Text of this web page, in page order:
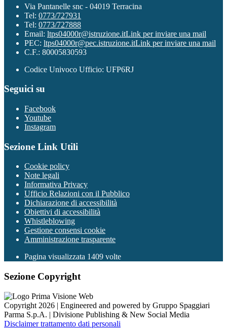
Via Pantanelle snc - 04019 Terracina
Tel: 0773/727931
Tel: 0773/727888
Email: ltps04000r@istruzione.itLink per inviare una mail
PEC: ltps04000r@pec.istruzione.itLink per inviare una mail
C.F.: 80005830593
Codice Univoco Ufficio: UFP6RJ
Seguici su
Facebook
Youtube
Instagram
Sezione Link Utili
Cookie policy
Note legali
Informativa Privacy
Ufficio Relazioni con il Pubblico
Dichiarazione di accessibilità
Obiettivi di accessibilità
Whistleblowing
Gestione consensi cookie
Amministrazione trasparente
Pagina visualizzata 1409 volte
Sezione Copyright
Copyright 2026 | Engineered and powered by Gruppo Spaggiari
Parma S.p.A. | Divisione Publishing & New Social Media
Disclaimer trattamento dati personali